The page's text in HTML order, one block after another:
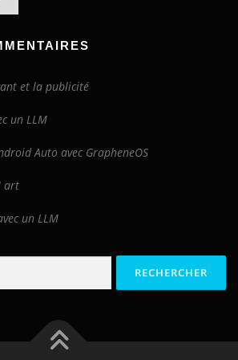
et la publicité
un LLM
Auto avec GrapheneOS
art
un LLM